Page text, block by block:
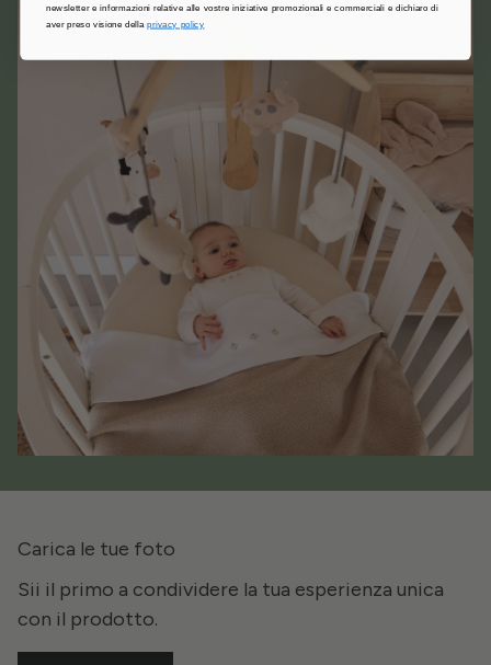
Carica le tue foto
Sii il primo a condividere la tua esperienza unica
con il prodotto.
newsletter e informazioni relative alle vostre iniziative promozionali e commerciali e dichiaro di
aver preso visione dellaprivacy policy